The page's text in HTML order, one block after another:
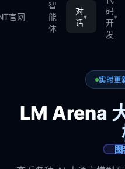
官网
智
能
体
对
话
▾
码
开
发
▾
实时更
LM Arena